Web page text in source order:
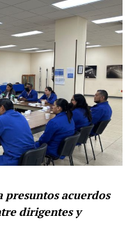
acuerdos
dirigentes y